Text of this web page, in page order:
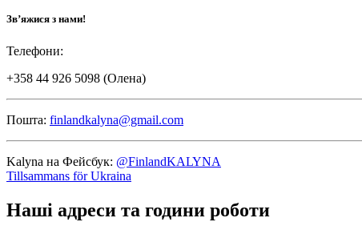
Зв’яжися з нами!
Телефони:
+358 44 926 5098 (Олена)
Пошта: finlandkalyna@gmail.com
Kalyna на Фейсбук: @FinlandKALYNA
Tillsammans för Ukraina
Наші адреси та години роботи